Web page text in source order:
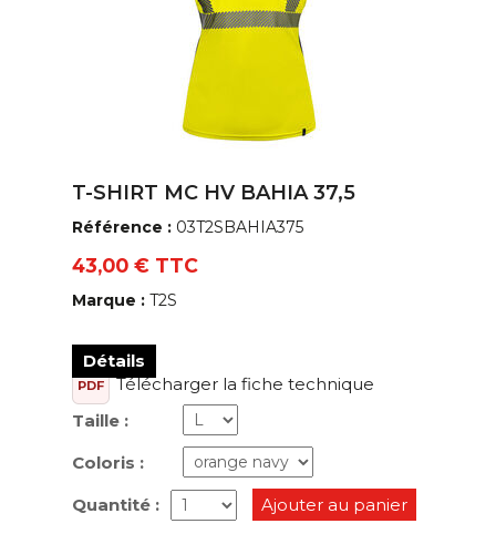
T-SHIRT MC HV BAHIA 37,5
Référence : 03T2SBAHIA375
43,00 € TTC
Marque : T2S
Détails
PDF
Télécharger la fiche technique
Taille :
Coloris :
Quantité : Ajouter au panier